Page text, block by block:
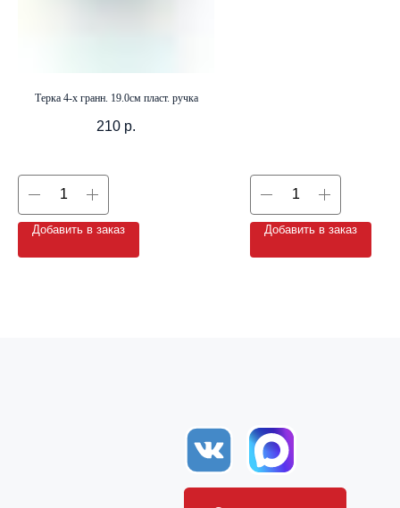
Терка 4-х гранн. 19.0см пласт. ручка
210 р.
Добавить в заказ Добавить в заказ
Партнерам
Условия сотрудничества